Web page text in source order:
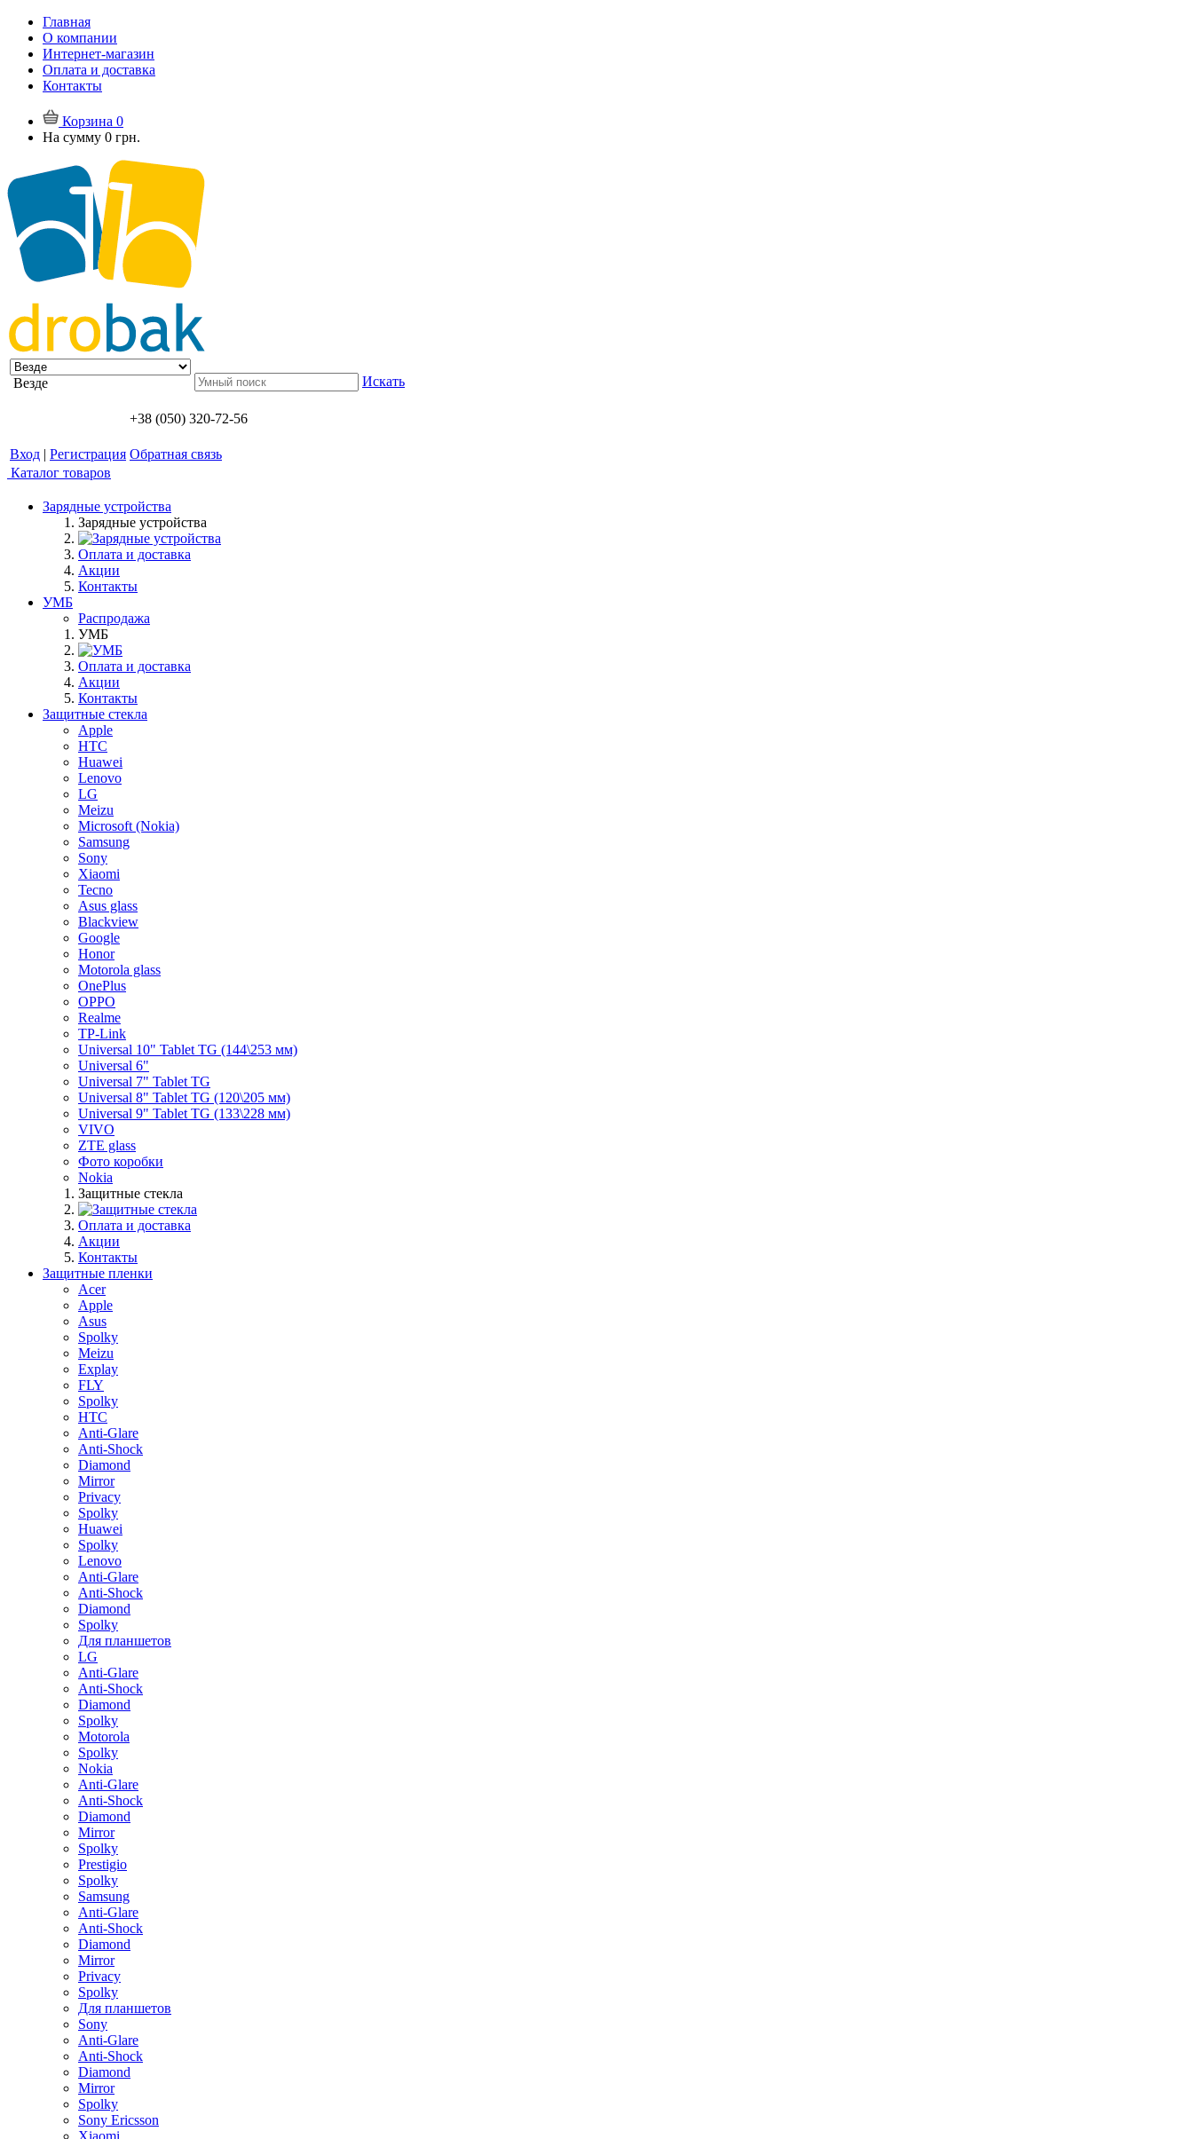
Главная
О компании
Интернет-магазин
Оплата и доставка
Контакты
Корзина 0
На сумму 0 грн.
Везде Искать
+38 (050) 320-72-56
Вход | Регистрация Обратная связь
Каталог товаров
Зарядные устройства
Зарядные устройства
Оплата и доставка
Акции
Контакты
УМБ
Распродажа
УМБ
Оплата и доставка
Акции
Контакты
Защитные стекла
Apple
HTC
Huawei
Lenovo
LG
Meizu
Microsoft (Nokia)
Samsung
Sony
Xiaomi
Tecno
Asus glass
Blackview
Google
Honor
Motorola glass
OnePlus
OPPO
Realme
TP-Link
Universal 10" Tablet TG (144\253 мм)
Universal 6"
Universal 7" Tablet TG
Universal 8" Tablet TG (120\205 мм)
Universal 9" Tablet TG (133\228 мм)
VIVO
ZTE glass
Фото коробки
Nokia
Защитные стекла
Оплата и доставка
Акции
Контакты
Защитные пленки
Acer
Apple
Asus
Spolky
Meizu
Explay
FLY
Spolky
HTC
Anti-Glare
Anti-Shock
Diamond
Mirror
Privacy
Spolky
Huawei
Spolky
Lenovo
Anti-Glare
Anti-Shock
Diamond
Spolky
Для планшетов
LG
Anti-Glare
Anti-Shock
Diamond
Spolky
Motorola
Spolky
Nokia
Anti-Glare
Anti-Shock
Diamond
Mirror
Spolky
Prestigio
Spolky
Samsung
Anti-Glare
Anti-Shock
Diamond
Mirror
Privacy
Spolky
Для планшетов
Sony
Anti-Glare
Anti-Shock
Diamond
Mirror
Spolky
Sony Ericsson